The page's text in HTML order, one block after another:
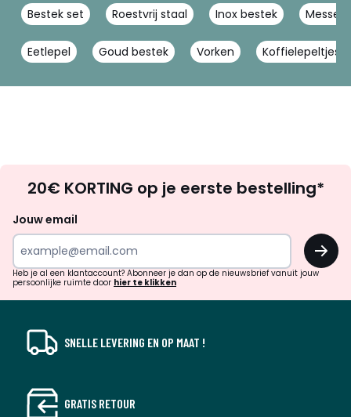
Bestek set Roestvrij staal Inox bestek Messen
Eetlepel Goud bestek Vorken Koffielepeltjes
zoek
inspiratie
verrassingen?
20€ KORTING op je eerste bestelling*
Jouw email
OK
Heb je al een klantaccount? Abonneer je dan op de nieuwsbrief vanuit jouw
persoonlijke ruimte door hier te klikken
SNELLE LEVERING EN OP MAAT !
GRATIS RETOUR